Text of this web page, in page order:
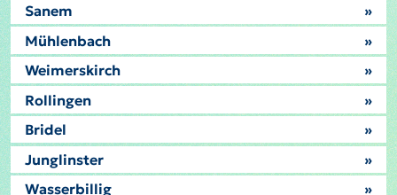
Sanem
»
Mühlenbach
»
Weimerskirch
»
Rollingen
»
Bridel
»
Junglinster
»
Wasserbillig
»